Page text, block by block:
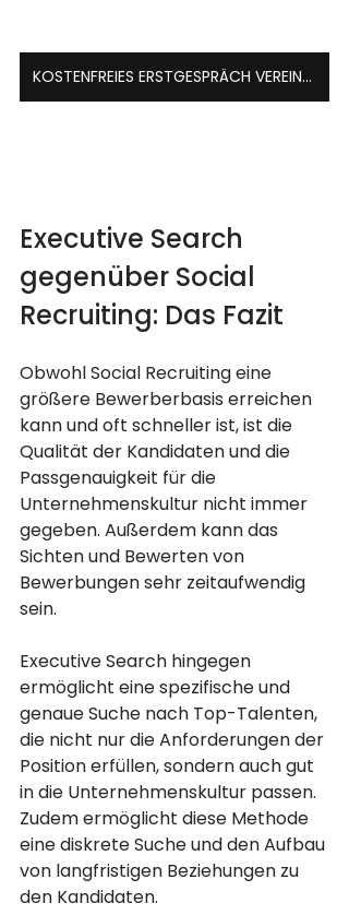
KOSTENFREIES ERSTGESPRÄCH VEREINBAREN
Executive Search
gegenüber Social
Recruiting: Das Fazit
Obwohl Social Recruiting eine
größere Bewerberbasis erreichen
kann und oft schneller ist, ist die
Qualität der Kandidaten und die
Passgenauigkeit für die
Unternehmenskultur nicht immer
gegeben. Außerdem kann das
Sichten und Bewerten von
Bewerbungen sehr zeitaufwendig
sein.
Executive Search hingegen
ermöglicht eine spezifische und
genaue Suche nach Top-Talenten,
die nicht nur die Anforderungen der
Position erfüllen, sondern auch gut
in die Unternehmenskultur passen.
Zudem ermöglicht diese Methode
eine diskrete Suche und den Aufbau
von langfristigen Beziehungen zu
den Kandidaten.